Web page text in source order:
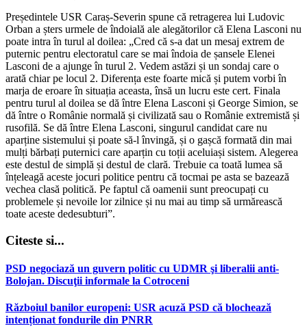
Președintele USR Caraș-Severin spune că retragerea lui Ludovic
Orban a șters urmele de îndoială ale alegătorilor că Elena Lasconi nu
poate intra în turul al doilea: „Cred că s-a dat un mesaj extrem de
puternic pentru electoratul care se mai îndoia de șansele Elenei
Lasconi de a ajunge în turul 2. Vedem astăzi și un sondaj care o
arată chiar pe locul 2. Diferența este foarte mică și putem vorbi în
marja de eroare în situația aceasta, însă un lucru este cert. Finala
pentru turul al doilea se dă între Elena Lasconi și George Simion, se
dă între o Românie normală și civilizată sau o Românie extremistă și
rusofilă. Se dă între Elena Lasconi, singurul candidat care nu
aparține sistemului și poate să-l învingă, și o gașcă formată din mai
mulți bărbați puternici care aparțin cu toții aceluiași sistem. Alegerea
este destul de simplă și destul de clară. Trebuie ca toată lumea să
înțeleagă aceste jocuri politice pentru că tocmai pe asta se bazează
vechea clasă politică. Pe faptul că oamenii sunt preocupați cu
problemele și nevoile lor zilnice și nu mai au timp să urmărească
toate aceste dedesubturi”.
Citeste si...
PSD negociază un guvern politic cu UDMR şi liberalii anti-
Bolojan. Discuţii informale la Cotroceni
Războiul banilor europeni: USR acuză PSD că blochează
intenționat fondurile din PNRR